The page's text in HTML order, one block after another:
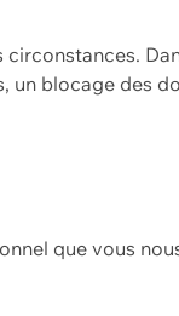
un blocage des
que vous